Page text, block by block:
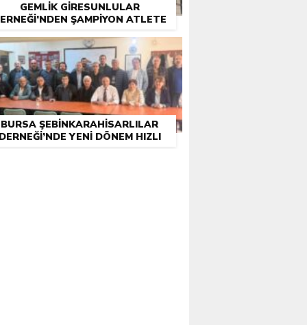
GEMLIK GIRESUNLULAR
ŞAMPIYON ATLETE
BURSA ŞEBINKARAHISARLILAR
YENI DÖNEM HIZLI